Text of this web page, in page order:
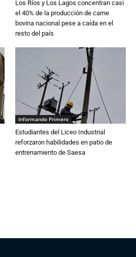
Los Ríos y Los Lagos concentran casi
el 40% de la producción de carne
bovina nacional pese a caída en el
resto del país
Informando Primero
Estudiantes del Liceo Industrial
reforzaron habilidades en patio de
entrenamiento de Saesa